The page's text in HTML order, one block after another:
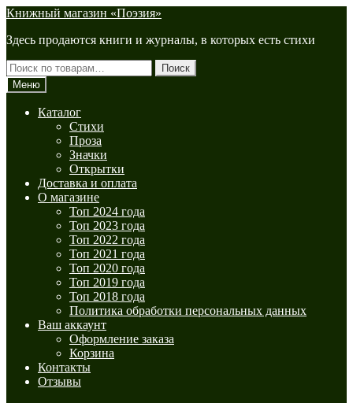
Перейти
навигации
Перейти
содержимому
Книжный магазин «Поэзия»
Здесь продаются книги и журналы, в которых есть стихи
Искать:
Поиск
Меню
Каталог
Стихи
Проза
Значки
Открытки
Доставка и оплата
О магазине
Топ 2024 года
Топ 2023 года
Топ 2022 года
Топ 2021 года
Топ 2020 года
Топ 2019 года
Топ 2018 года
Политика обработки персональных данных
Ваш аккаунт
Оформление заказа
Корзина
Контакты
Отзывы